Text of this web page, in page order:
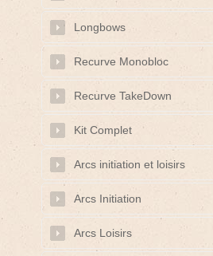
Longbows
Recurve Monobloc
Recurve TakeDown
Kit Complet
Arcs initiation et loisirs
Arcs Initiation
Arcs Loisirs